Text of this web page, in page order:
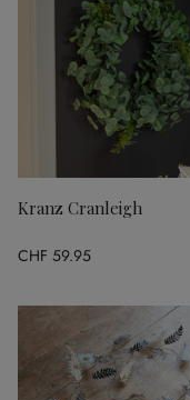
Kranz Cranleigh
CHF 59.95